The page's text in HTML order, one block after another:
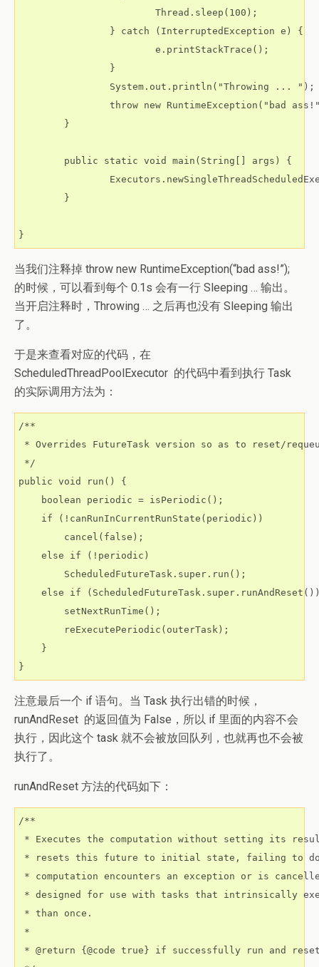
                        Thread.sleep(100);
                } catch (InterruptedException e) {
                        e.printStackTrace();
                }
                System.out.println("Throwing ... ");
throw new RuntimeException("bad
        }
        public static void main(String[] args) {
        }
}
当我们注释掉 throw new RuntimeException(“bad ass!”);
的时候，可以看到每个 0.1s 会有一行 Sleeping … 输出。
当开启注释时，Throwing … 之后再也没有 Sleeping 输出
了。
于是来查看对应的代码，在
ScheduledThreadPoolExecutor 的代码中看到执行 Task
的实际调用方法为：
/**
* Overrides FutureTask version so as to reset/
*/
public void run() {
    boolean periodic = isPeriodic();
    if (!canRunInCurrentRunState(periodic))
        cancel(false);
    else if (!periodic)
        ScheduledFutureTask.super.run();
else if
        setNextRunTime();
        reExecutePeriodic(outerTask);
    }
}
注意最后一个 if 语句。当 Task 执行出错的时候，
runAndReset 的返回值为 False，所以 if 里面的内容不会
执行，因此这个 task 就不会被放回队列，也就再也不会被
执行了。
runAndReset 方法的代码如下：
/**
* Executes the computation without setting its
* resets this future to initial state, failing to
* computation encounters an exception or is
* designed for use with tasks that intrinsically
* than once.
*
* @return {@code true} if successfully run and